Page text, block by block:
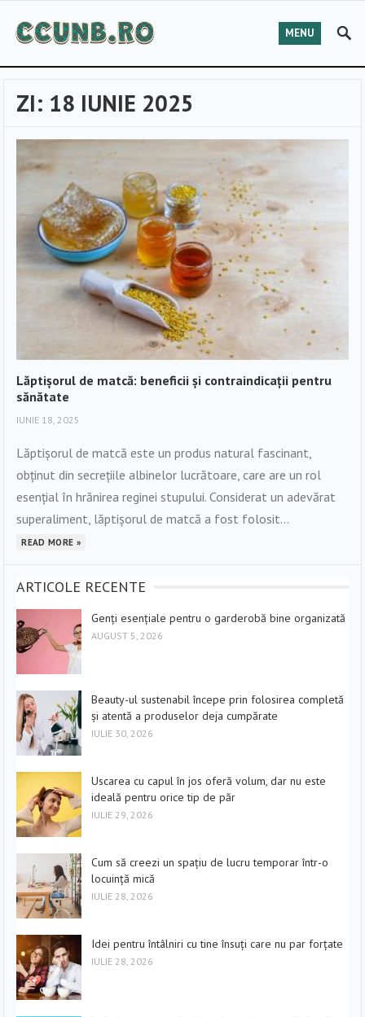
MENU
ZI: 18 IUNIE 2025
Lăptișorul de matcă: beneficii și contraindicații pentru
sănătate
IUNIE 18, 2025
Lăptișorul de matcă este un produs natural fascinant,
obținut din secrețiile albinelor lucrătoare, care are un rol
esențial în hrănirea reginei stupului. Considerat un adevărat
superaliment, lăptișorul de matcă a fost folosit...
READ MORE »
ARTICOLE RECENTE
Genți esențiale pentru o garderobă bine organizată
AUGUST 5, 2026
Beauty-ul sustenabil începe prin folosirea completă
și atentă a produselor deja cumpărate
IULIE 30, 2026
Uscarea cu capul în jos oferă volum, dar nu este
ideală pentru orice tip de păr
IULIE 29, 2026
Cum să creezi un spațiu de lucru temporar într-o
locuință mică
IULIE 28, 2026
Idei pentru întâlniri cu tine însuți care nu par forțate
IULIE 28, 2026